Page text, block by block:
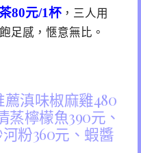
80元/1杯 ，三人用
足感，愜意無比。
滇味椒麻雞480
蒸檸檬魚390元、
粉360元、蝦醬